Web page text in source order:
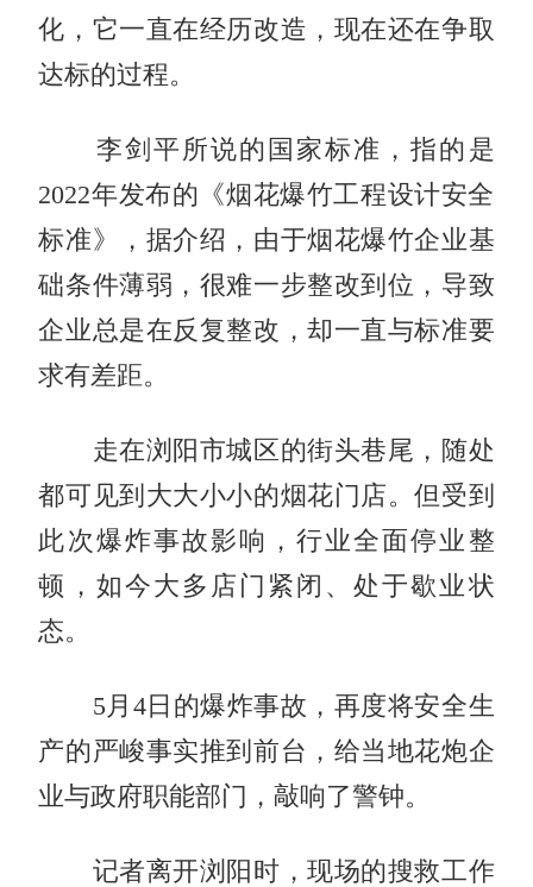
化，它一直在经历改造，现在还在争取
达标的过程。
李剑平所说的国家标准，指的是
2022年发布的《烟花爆竹工程设计安全
标准》，据介绍，由于烟花爆竹企业基
础条件薄弱，很难一步整改到位，导致
企业总是在反复整改，却一直与标准要
求有差距。
走在浏阳市城区的街头巷尾，随处
都可见到大大小小的烟花门店。但受到
此次爆炸事故影响，行业全面停业整
顿，如今大多店门紧闭、处于歇业状
态。
5月4日的爆炸事故，再度将安全生
产的严峻事实推到前台，给当地花炮企
业与政府职能部门，敲响了警钟。
记者离开浏阳时，现场的搜救工作